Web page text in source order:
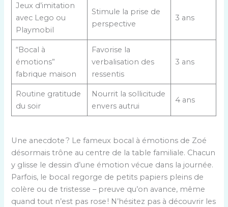
Jeux d’imitation
avec Lego ou
Playmobil
Stimule la prise de
perspective
3 ans
“Bocal à
émotions”
fabrique maison
Favorise la
verbalisation des
ressentis
3 ans
Routine gratitude
du soir
Nourrit la sollicitude
envers autrui
4 ans
Une anecdote ? Le fameux bocal à émotions de Zoé
désormais trône au centre de la table familiale. Chacun
y glisse le dessin d’une émotion vécue dans la journée.
Parfois, le bocal regorge de petits papiers pleins de
colère ou de tristesse – preuve qu’on avance, même
quand tout n’est pas rose ! N’hésitez pas à découvrir les